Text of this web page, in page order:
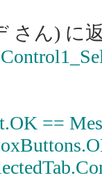
さん) に
==